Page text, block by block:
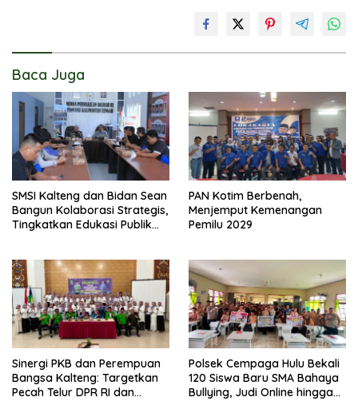
Baca Juga
SMSI Kalteng dan Bidan Sean
Bangun Kolaborasi Strategis,
Tingkatkan Edukasi Publik
PAN Kotim Berbenah,
Menjemput Kemenangan
Pemilu 2029
Sinergi PKB dan Perempuan
Bangsa Kalteng: Targetkan
Pecah Telur DPR RI dan
Polsek Cempaga Hulu Bekali
120 Siswa Baru SMA Bahaya
Bullying, Judi Online hingga